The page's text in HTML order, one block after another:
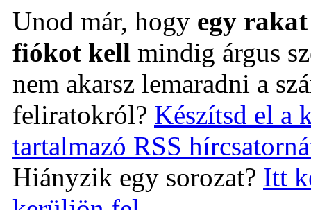
Unod már, hogy egy
fiókot kell mindig árgus
nem akarsz lemaradni a
feliratokról? Készítsd el a
tartalmazó RSS
Hiányzik egy sorozat? Itt